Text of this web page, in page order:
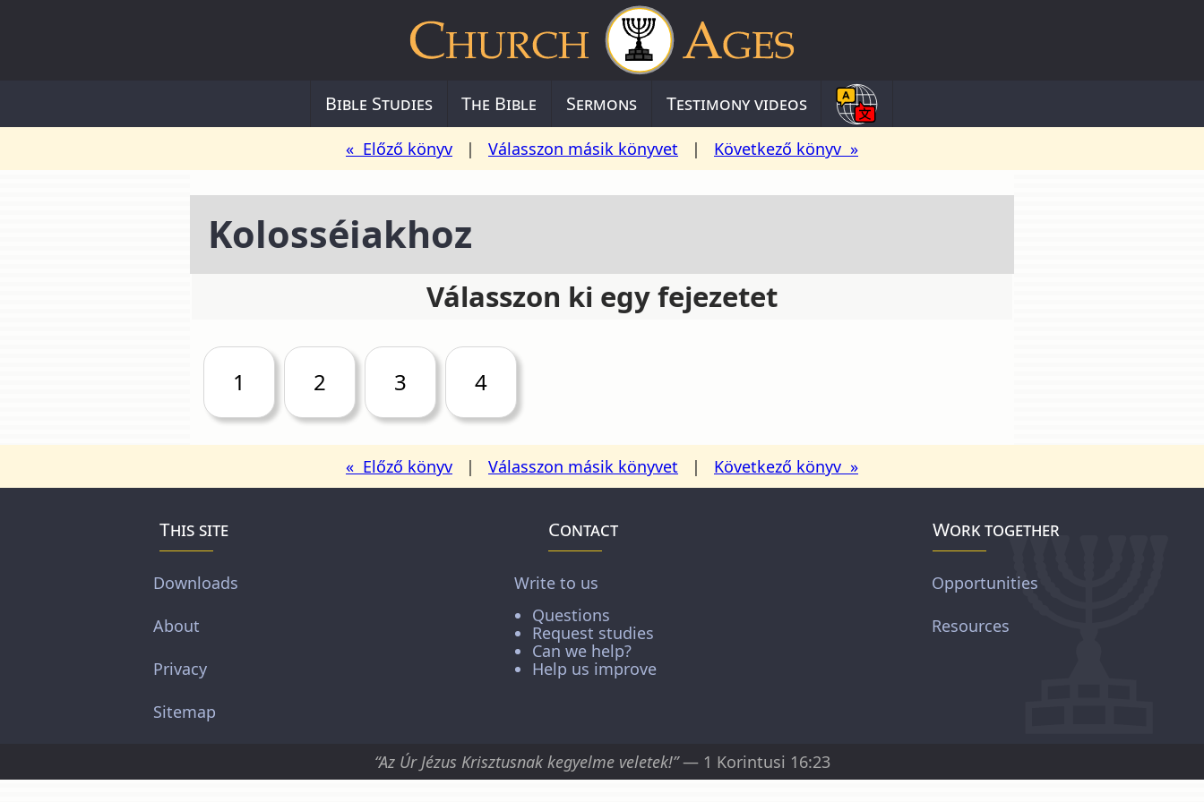
Bible Studies The Bible Sermons Testimony videos
« Előző könyv | Válasszon másik könyvet | Következő könyv »
Kolosséiakhoz
Válasszon ki egy fejezetet
1 2 3 4
« Előző könyv | Válasszon másik könyvet | Következő könyv »
This site
Downloads
About
Privacy
Sitemap
Contact
Write to us
Questions
Request studies
Can we help?
Help us improve
Work together
Opportunities
Resources
“Az Úr Jézus Krisztusnak kegyelme veletek!”— 1 Korintusi 16:23